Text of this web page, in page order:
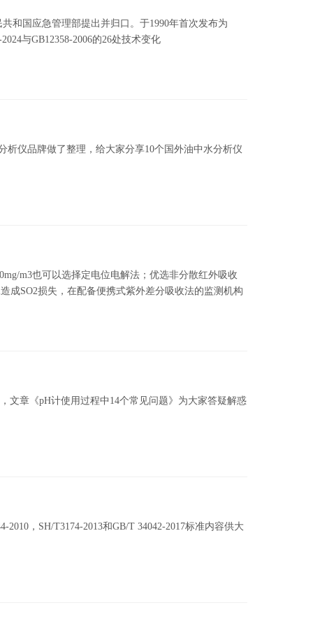
和国应急管理部提出并归口。于1990年首次发布为
与GB12358-2006的26处技术变化
仪品牌做了整理，给大家分享10个国外油中水分析仪
m3也可以选择定电位电解法；优选非分散红外吸收
成SO2损失，在配备便携式紫外差分吸收法的监测机构
文章《pH计使用过程中14个常见问题》为大家答疑解惑
，SH/T3174-2013和GB/T 34042-2017标准内容供大